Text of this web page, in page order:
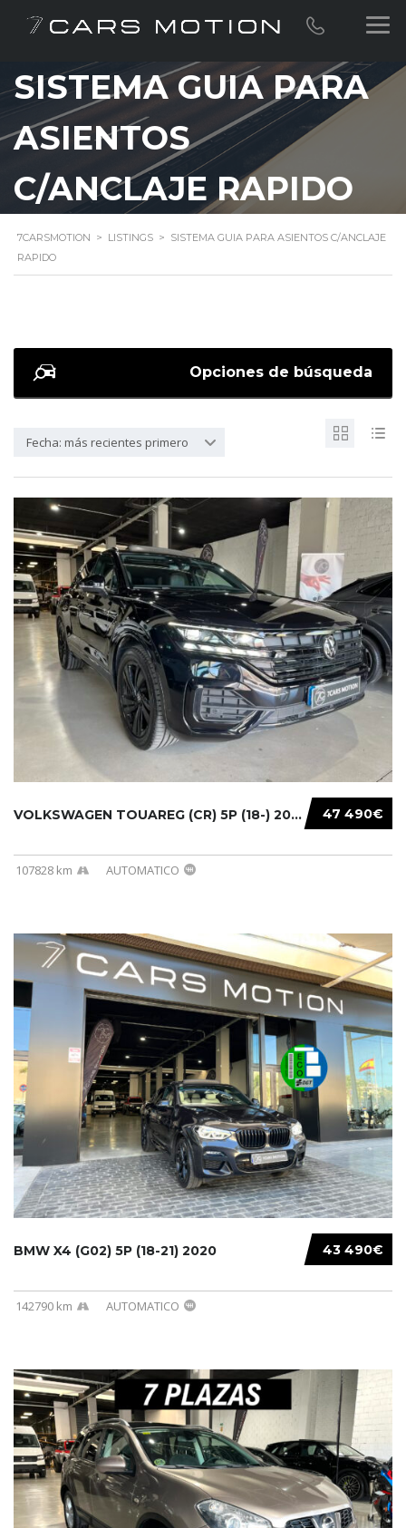
SISTEMA GUIA PARA
ASIENTOS
C/ANCLAJE RAPIDO
7CARSMOTION > LISTINGS > SISTEMA GUIA PARA ASIENTOS C/ANCLAJE
RAPIDO
Opciones de búsqueda
Fecha: más recientes primero
47 490€
VOLKSWAGEN TOUAREG (CR) 5P (18-) 2021...
107828 km AUTOMATICO
43 490€
BMW X4 (G02) 5P (18-21) 2020
142790 km AUTOMATICO